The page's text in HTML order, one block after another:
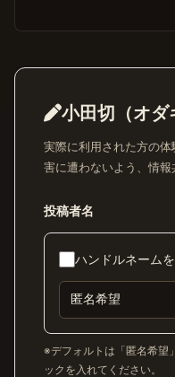
小田切（オダ
実際に利用された方の
害に遭わないよう、情報
投稿者名
ハンドルネーム
※デフォルトは「匿名希望
ックを入れてください。